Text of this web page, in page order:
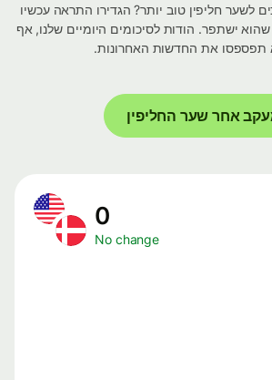
חליפין טוב יותר? הגדירו התראה עכשיו
ישתפר. הודות לסיכומים היומיים שלנו, אף
את החדשות האחרונות.
אחר שער החליפין
No change